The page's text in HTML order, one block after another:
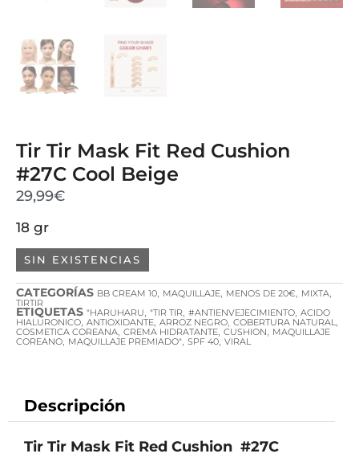
Tir Tir Mask Fit Red Cushion
#27C Cool Beige
29,99€
18 gr
SIN EXISTENCIAS
CATEGORÍAS BB CREAM 10, MAQUILLAJE, MENOS DE 20€, MIXTA,
TIRTIR
ETIQUETAS "HARUHARU, "TIR TIR, #ANTIENVEJECIMIENTO, ACIDO
HIALURONICO, ANTIOXIDANTE, ARROZ NEGRO, COBERTURA NATURAL,
COSMETICA COREANA, CREMA HIDRATANTE, CUSHION, MAQUILLAJE
COREANO, MAQUILLAJE PREMIADO", SPF 40, VIRAL
Descripción
Tir Tir Mask Fit Red Cushion #27C